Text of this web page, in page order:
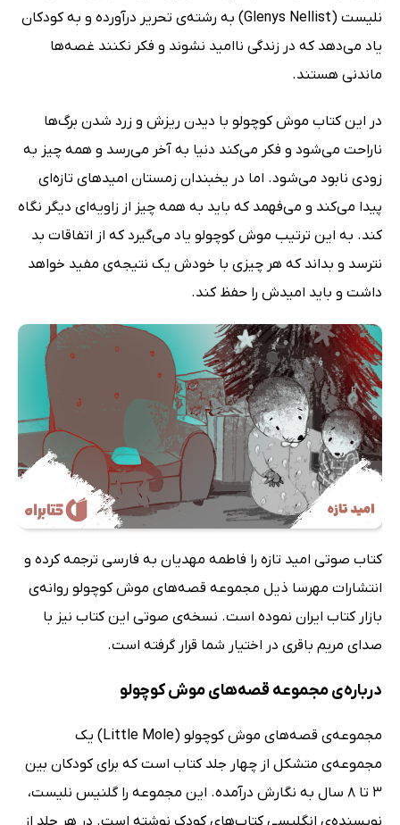
نلیست (Glenys Nellist) به رشته‌ی تحریر درآورده و به کودکان
یاد می‌دهد که در زندگی ناامید نشوند و فکر نکنند غصه‌ها
ماندنی هستند.
در این کتاب موش کوچولو با دیدن ریزش و زرد شدن برگ‌ها
ناراحت می‌شود و فکر می‌کند دنیا به آخر می‌رسد و همه چیز به
زودی نابود می‌شود. اما در یخبندان زمستان امیدهای تازه‌ای
پیدا می‌کند و می‌فهمد که باید به همه چیز از زاویه‌ای دیگر نگاه
کند. به این ترتیب موش کوچولو یاد می‌گیرد که از اتفاقات بد
نترسد و بداند که هر چیزی با خودش یک نتیجه‌ی مفید خواهد
داشت و باید امیدش را حفظ کند.
کتاب صوتی امید تازه را فاطمه مهدیان به فارسی ترجمه کرده و
انتشارات مهرسا ذیل مجموعه قصه‌های موش کوچولو روانه‌ی
بازار کتاب ایران نموده است. نسخه‌ی صوتی این کتاب نیز با
صدای مریم باقری در اختیار شما قرار گرفته است.
درباره‌ی مجموعه قصه‌های موش کوچولو
مجموعه‌ی قصه‌های موش کوچولو (Little Mole) یک
مجموعه‌ی متشکل از چهار جلد کتاب است که برای کودکان بین
3 تا 8 سال به نگارش درآمده. این مجموعه را گلنیس نلیست،
نویسنده‌ی انگلیسی کتاب‌های کودک نوشته است. در هر جلد از